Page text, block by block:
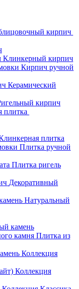
кирпич
Клинкерный кирпич
Кирпич ручной
Керамический
кирпич
плитка
плитка
Плитка ручной
Плитка ригель
Декоративный
Натуральный
камень
Плитка из
Коллекция
Коллекция